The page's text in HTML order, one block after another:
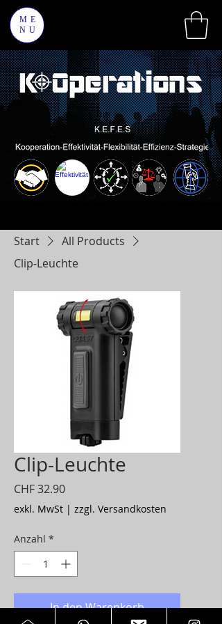
ME
NU
Start
All Products
Clip-Leuchte
Clip-Leuchte
CHF 32.90Preis
exkl. MwSt | zzgl. Versandkosten
Anzahl *
In den Warenkorb